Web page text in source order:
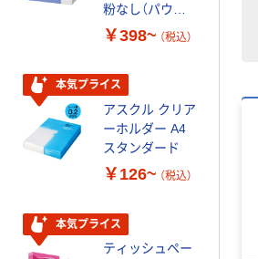
粉なし（パウダ
ーフリー）
￥398~ （税込）
本気プライス
アスクル クリア
ーホルダー A4
スタンダード
￥126~ （税込）
本気プライス
ティッシュペー